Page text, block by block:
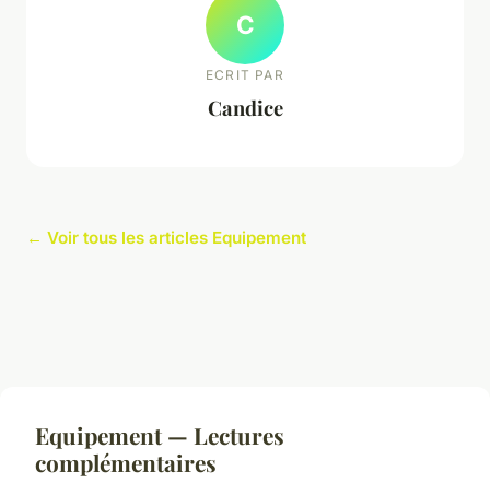
C
ECRIT PAR
Candice
← Voir tous les articles Equipement
Equipement — Lectures
complémentaires